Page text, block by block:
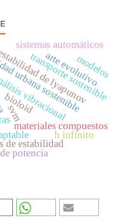
materiales compuestos
sostenible
transporte sostenible
vibracional
sistemas automáticos
de estabilidad
de lyapunov
arte evolutivo
svm
modelos
potencia
h infinito
bioloid